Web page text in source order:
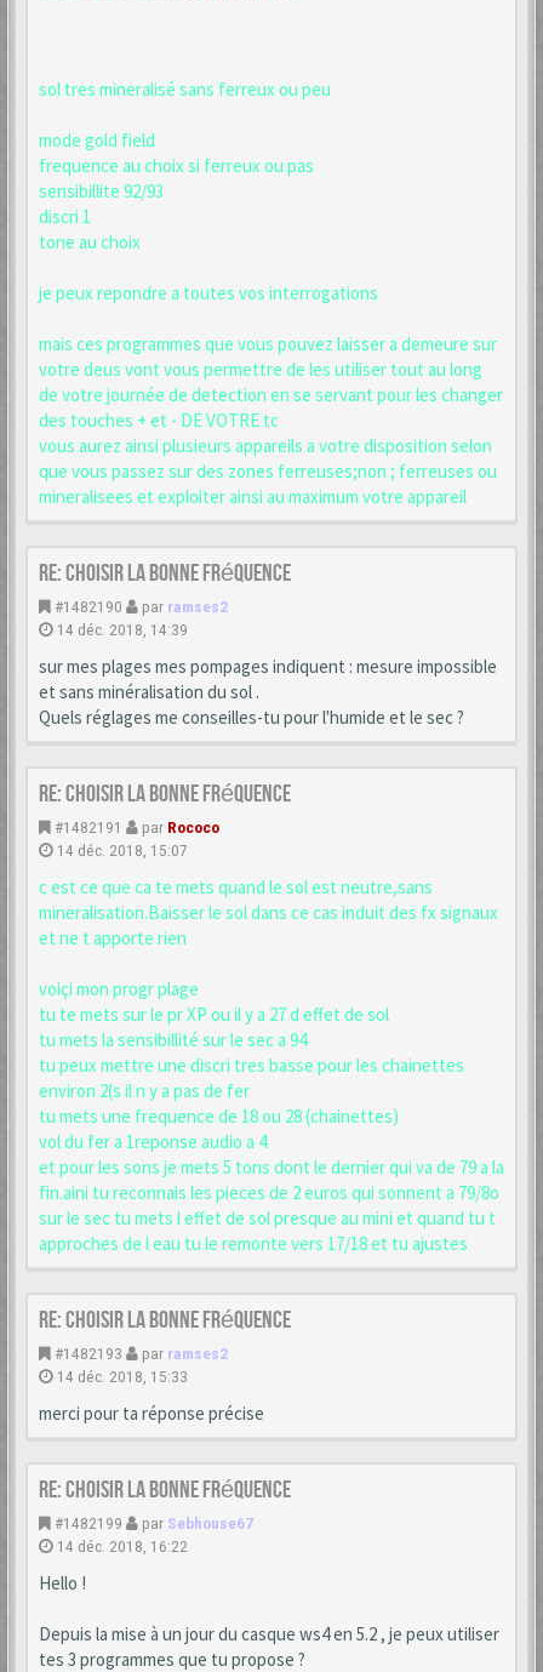
sol tres mineralisé sans ferreux ou peu
mode gold field
frequence au choix si ferreux ou pas
sensibillite 92/93
discri 1
tone au choix
je peux repondre a toutes vos interrogations
mais ces programmes que vous pouvez laisser a demeure sur
votre deus vont vous permettre de les utiliser tout au long
de votre journée de detection en se servant pour les changer
des touches + et - DE VOTRE tc
vous aurez ainsi plusieurs appareils a votre disposition selon
que vous passez sur des zones ferreuses;non ; ferreuses ou
mineralisees et exploiter ainsi au maximum votre appareil
Re: choisir la bonne fréquence
#1482190 par ramses2
14 déc. 2018, 14:39
sur mes plages mes pompages indiquent : mesure impossible
et sans minéralisation du sol .
Quels réglages me conseilles-tu pour l'humide et le sec ?
Re: choisir la bonne fréquence
#1482191 par Rococo
14 déc. 2018, 15:07
c est ce que ca te mets quand le sol est neutre,sans
mineralisation.Baisser le sol dans ce cas induit des fx signaux
et ne t apporte rien
voiçi mon progr plage
tu te mets sur le pr XP ou il y a 27 d effet de sol
tu mets la sensibillité sur le sec a 94
tu peux mettre une discri tres basse pour les chainettes
environ 2(s il n y a pas de fer
tu mets une frequence de 18 ou 28 (chainettes)
vol du fer a 1reponse audio a 4
et pour les sons je mets 5 tons dont le dernier qui va de 79 a la
fin.aini tu reconnais les pieces de 2 euros qui sonnent a 79/8o
sur le sec tu mets l effet de sol presque au mini et quand tu t
approches de l eau tu le remonte vers 17/18 et tu ajustes
Re: choisir la bonne fréquence
#1482193 par ramses2
14 déc. 2018, 15:33
merci pour ta réponse précise
Re: choisir la bonne fréquence
#1482199 par Sebhouse67
14 déc. 2018, 16:22
Hello !
Depuis la mise à un jour du casque ws4 en 5.2 , je peux utiliser
tes 3 programmes que tu propose ?